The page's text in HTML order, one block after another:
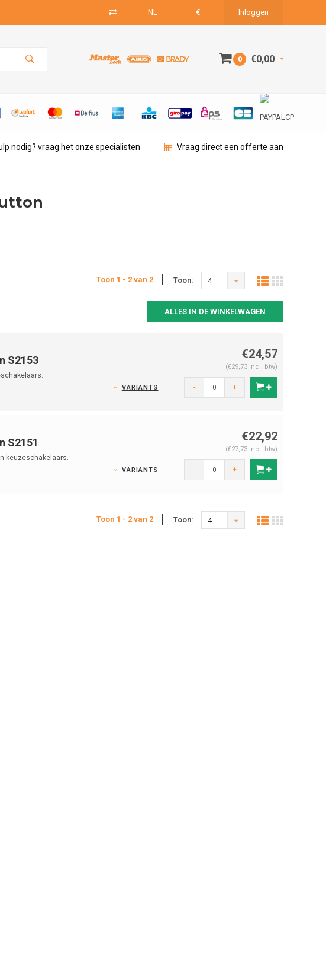
NL € Inloggen
0 €0,00
nodig? vraag het onze specialisten Vraag direct een offerte aan
Toon 1 - 2 van 2 Toon: 4
ALLES IN DE WINKELWAGEN
S2153 €24,57
(€29,73 Incl. btw)
VARIANTS - +
S2151
keuzeschakelaars.
€22,92
(€27,73 Incl. btw)
VARIANTS - +
Toon 1 - 2 van 2 Toon: 4